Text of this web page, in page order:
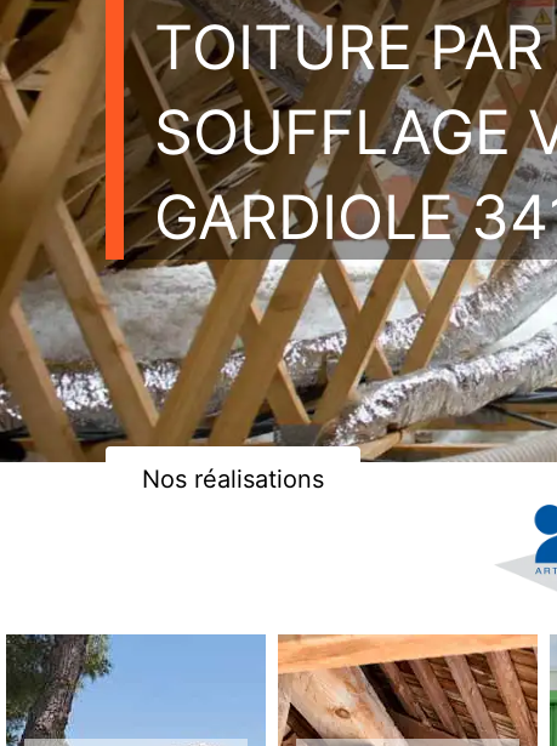
TOITURE PAR
SOUFFLAGE
GARDIOLE
Nos réalisations